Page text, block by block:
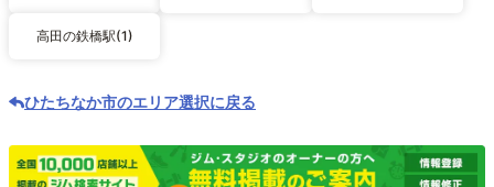
高田の鉄橋駅(1)
ひたちなか市のエリア選択に戻る